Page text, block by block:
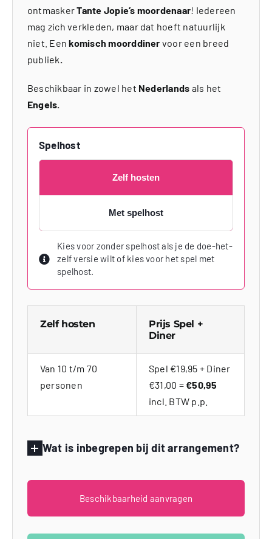
ontmaskerTante Jopie’s moordenaar! Iedereen
mag zich verkleden, maar dat hoeft natuurlijk
niet. Eenkomisch moorddiner voor een breed
publiek.
Beschikbaar in zowel het Nederlands als het
Engels.
Spelhost
Zelf hosten
Met spelhost
Kies voor zonder spelhost als je de doe-het-
zelf versie wilt of kies voor het spel met
spelhost.
Zelf hosten
Prijs Spel +
Diner
Van 10 t/m 70
personen
Spel €19,95 + Diner
€31,00 =€50,95
incl. BTW p.p.
Wat is inbegrepen bij dit arrangement?
Beschikbaarheid aanvragen